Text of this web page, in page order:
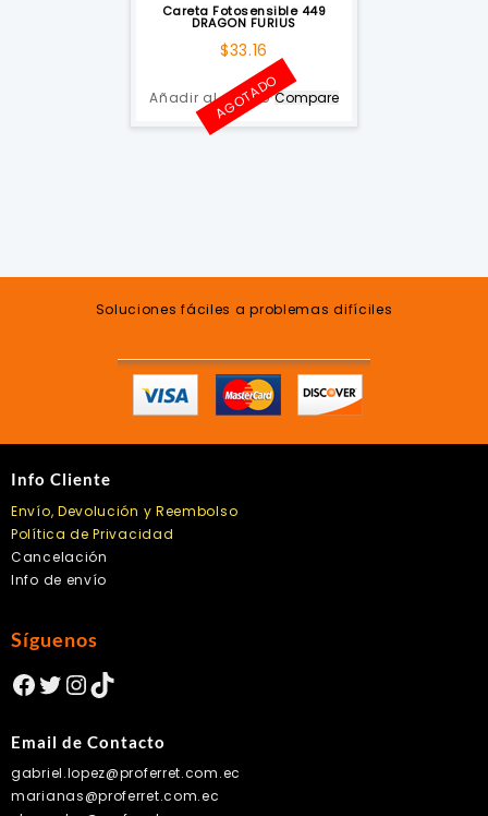
Careta Fotosensible 449
DRAGON FURIUS
$33.16
Añadir al carrito
AGOTADOCompare
Soluciones fáciles a problemas difíciles
Info Cliente
Envío, Devolución y Reembolso
Política de Privacidad
Cancelación
Info de envío
Síguenos
Facebook
Twitter
Instagram
TikTok
Email de Contacto
gabriel.lopez@proferret.com.ec
marianas@proferret.com.ec